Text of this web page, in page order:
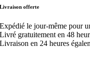
Livraison offerte
Expédié le jour-même pour
Livré gratuitement en 48
Livraison en 24 heures